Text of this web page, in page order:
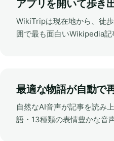
アプリを開いて歩き
WikiTripは現在地から、徒
囲で最も面白いWikipedia記
最適な物語が自動で
自然なAI音声が記事を読み
語・13種類の表情豊かな音